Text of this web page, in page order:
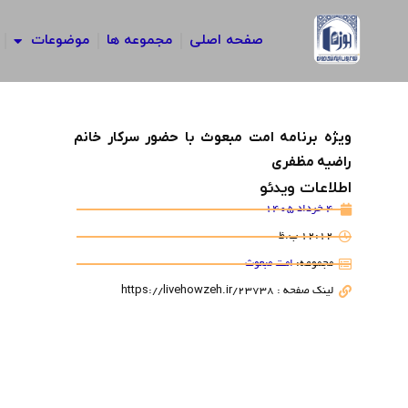
صفحه اصلی مجموعه ها موضوعات
ویژه برنامه امت مبعوث با حضور سرکار خانم
راضیه مظفری
اطلاعات ویدئو
4 خرداد 1405
12:12 ب.ظ
مجموعه:امت مبعوث
لینک صفحه : https://livehowzeh.ir/23738